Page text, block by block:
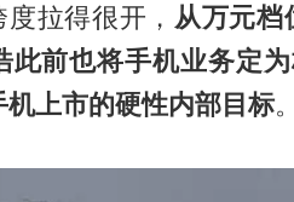
拉得很开， 从万元档
前也将手机业务定
上市的硬性内部目标